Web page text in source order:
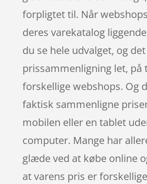
forpligtet til. Når
deres varekatalog
du se hele udvalget, og
prissammenligning let,
forskellige webshops. Og
faktisk sammenligne
mobilen eller en tablet
computer. Mange har
glæde ved at købe online
at varens pris er